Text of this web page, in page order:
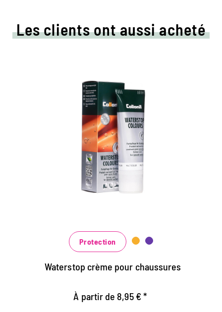
Les clients ont aussi acheté
Crème de couleur colorée
et d'imprégnation
Maintient tous les matériaux de cuir lisse et
de haute technologie avec effet
d'imprégnation
bleu, vert et rouge
Protection
Waterstop crème pour chaussures
À partir de 8,95 € *